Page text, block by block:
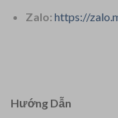
Zalo: https://
Hướng Dẫn